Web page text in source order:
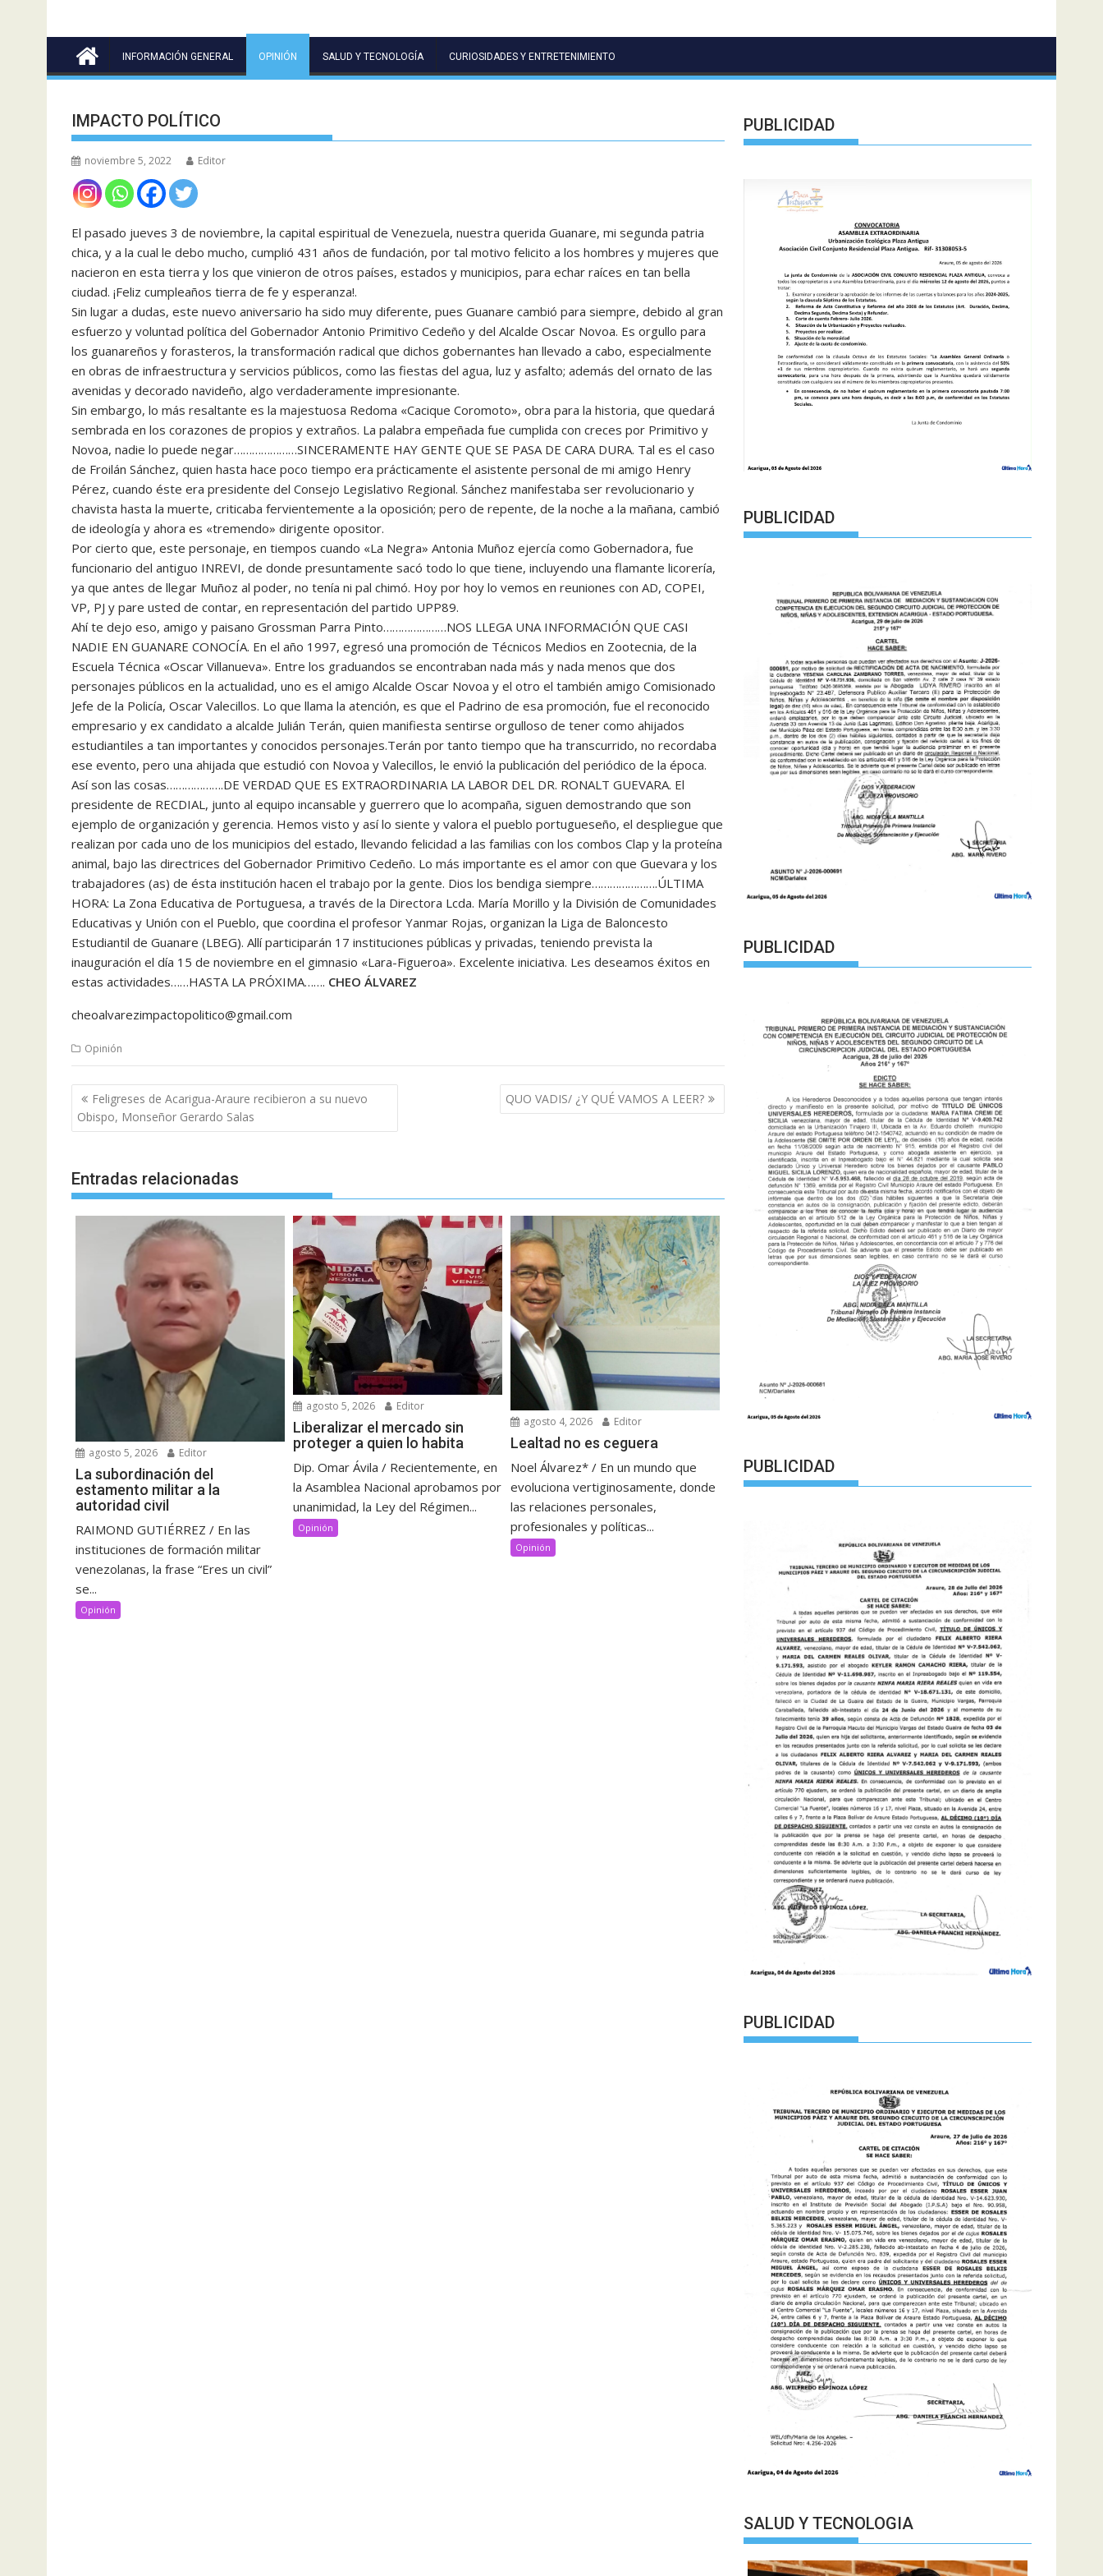
INFORMACIÓN GENERAL OPINIÓN SALUD Y TECNOLOGÍA CURIOSIDADES Y ENTRETENIMIENTO
IMPACTO POLÍTICO
noviembre 5, 2022 Editor
El pasado jueves 3 de noviembre, la capital espiritual de Venezuela, nuestra querida Guanare, mi segunda patria
chica, y a la cual le debo mucho, cumplió 431 años de fundación, por tal motivo felicito a los hombres y mujeres que
nacieron en esta tierra y los que vinieron de otros países, estados y municipios, para echar raíces en tan bella
ciudad. ¡Feliz cumpleaños tierra de fe y esperanza!.
Sin lugar a dudas, este nuevo aniversario ha sido muy diferente, pues Guanare cambió para siempre, debido al gran
esfuerzo y voluntad política del Gobernador Antonio Primitivo Cedeño y del Alcalde Oscar Novoa. Es orgullo para
los guanareños y forasteros, la transformación radical que dichos gobernantes han llevado a cabo, especialmente
en obras de infraestructura y servicios públicos, como las fiestas del agua, luz y asfalto; además del ornato de las
avenidas y decorado navideño, algo verdaderamente impresionante.
Sin embargo, lo más resaltante es la majestuosa Redoma «Cacique Coromoto», obra para la historia, que quedará
sembrada en los corazones de propios y extraños. La palabra empeñada fue cumplida con creces por Primitivo y
Novoa, nadie lo puede negar…………………SINCERAMENTE HAY GENTE QUE SE PASA DE CARA DURA. Tal es el caso
de Froilán Sánchez, quien hasta hace poco tiempo era prácticamente el asistente personal de mi amigo Henry
Pérez, cuando éste era presidente del Consejo Legislativo Regional. Sánchez manifestaba ser revolucionario y
chavista hasta la muerte, criticaba fervientemente a la oposición; pero de repente, de la noche a la mañana, cambió
de ideología y ahora es «tremendo» dirigente opositor.
Por cierto que, este personaje, en tiempos cuando «La Negra» Antonia Muñoz ejercía como Gobernadora, fue
funcionario del antiguo INREVI, de donde presuntamente sacó todo lo que tiene, incluyendo una flamante licorería,
ya que antes de llegar Muñoz al poder, no tenía ni pal chimó. Hoy por hoy lo vemos en reuniones con AD, COPEI,
VP, PJ y pare usted de contar, en representación del partido UPP89.
Ahí te dejo eso, amigo y paisano Grossman Parra Pinto…………………NOS LLEGA UNA INFORMACIÓN QUE CASI
NADIE EN GUANARE CONOCÍA. En el año 1997, egresó una promoción de Técnicos Medios en Zootecnia, de la
Escuela Técnica «Oscar Villanueva». Entre los graduandos se encontraban nada más y nada menos que dos
personajes públicos en la actualidad, uno es el amigo Alcalde Oscar Novoa y el otro el también amigo Comisionado
Jefe de la Policía, Oscar Valecillos. Lo que llama la atención, es que el Padrino de esa promoción, fue el reconocido
empresario y ex candidato a alcalde Julián Terán, quien manifiesta sentirse orgulloso de tener como ahijados
estudiantiles a tan importantes y conocidos personajes.Terán por tanto tiempo que ha transcurrido, no recordaba
ese evento, pero una ahijada que estudió con Novoa y Valecillos, le envió la publicación del periódico de la época.
Así son las cosas……………….DE VERDAD QUE ES EXTRAORDINARIA LA LABOR DEL DR. RONALT GUEVARA. El
presidente de RECDIAL, junto al equipo incansable y guerrero que lo acompaña, siguen demostrando que son
ejemplo de organización y gerencia. Hemos visto y así lo siente y valora el pueblo portugueseño, el despliegue que
realizan por cada uno de los municipios del estado, llevando felicidad a las familias con los combos Clap y la proteína
animal, bajo las directrices del Gobernador Primitivo Cedeño. Lo más importante es el amor con que Guevara y los
trabajadores (as) de ésta institución hacen el trabajo por la gente. Dios los bendiga siempre………………….ÚLTIMA
HORA: La Zona Educativa de Portuguesa, a través de la Directora Lcda. María Morillo y la División de Comunidades
Educativas y Unión con el Pueblo, que coordina el profesor Yanmar Rojas, organizan la Liga de Baloncesto
Estudiantil de Guanare (LBEG). Allí participarán 17 instituciones públicas y privadas, teniendo prevista la
inauguración el día 15 de noviembre en el gimnasio «Lara-Figueroa». Excelente iniciativa. Les deseamos éxitos en
estas actividades……HASTA LA PRÓXIMA……. CHEO ÁLVAREZ
cheoalvarezimpactopolitico@gmail.com
Opinión
Navegación
de
entradas
Feligreses de Acarigua-Araure recibieron a su nuevo
Obispo, Monseñor Gerardo Salas
QUO VADIS/ ¿Y QUÉ VAMOS A LEER?
Entradas relacionadas
agosto 5, 2026 Editor
La subordinación del
estamento militar a la
autoridad civil
RAIMOND GUTIÉRREZ / En las
instituciones de formación militar
venezolanas, la frase “Eres un civil”
se...
Opinión
agosto 5, 2026 Editor
Liberalizar el mercado sin
proteger a quien lo habita
Dip. Omar Ávila / Recientemente, en
la Asamblea Nacional aprobamos por
unanimidad, la Ley del Régimen...
Opinión
agosto 4, 2026 Editor
Lealtad no es ceguera
Noel Álvarez* / En un mundo que
evoluciona vertiginosamente, donde
las relaciones personales,
profesionales y políticas...
Opinión
PUBLICIDAD
PUBLICIDAD
PUBLICIDAD
PUBLICIDAD
PUBLICIDAD
SALUD Y TECNOLOGIA